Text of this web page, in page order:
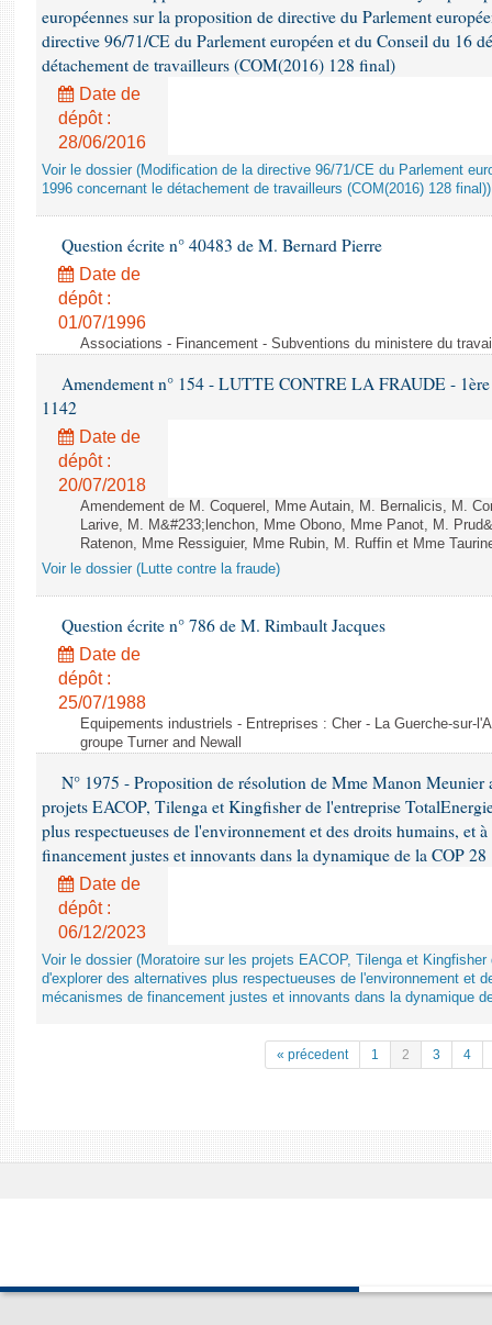
européennes sur la proposition de directive du Parlement
directive 96/71/CE du Parlement européen et du Conseil du 16
détachement de travailleurs (COM(2016) 128 final)
Date de
dépôt :
28/06/2016
Voir le dossier (Modification de la directive 96/71/CE du Parlement
1996 concernant le détachement de travailleurs (COM(2016) 128 final))
Question écrite n° 40483 de M. Bernard Pierre
Date de
dépôt :
01/07/1996
Associations - Financement - Subventions du ministere du
Amendement n° 154 - LUTTE CONTRE LA FRAUDE - 1ère
1142
Date de
dépôt :
20/07/2018
Amendement de M. Coquerel, Mme Autain, M. Bernalicis, M.
Larive, M. M&#233;lenchon, Mme Obono, Mme Panot, M.
Ratenon, Mme Ressiguier, Mme Rubin, M. Ruffin et Mme
Voir le dossier (Lutte contre la fraude)
Question écrite n° 786 de M. Rimbault Jacques
Date de
dépôt :
25/07/1988
Equipements industriels - Entreprises : Cher - La Guerche-sur-
groupe Turner and Newall
N° 1975 - Proposition de résolution de Mme Manon Meunier
projets EACOP, Tilenga et Kingfisher de l'entreprise
plus respectueuses de l'environnement et des droits humains, et
financement justes et innovants dans la dynamique de la COP 28
Date de
dépôt :
06/12/2023
Voir le dossier (Moratoire sur les projets EACOP, Tilenga et
d'explorer des alternatives plus respectueuses de l'environnement et
mécanismes de financement justes et innovants dans la dynamique
« précedent 1 2 3 4